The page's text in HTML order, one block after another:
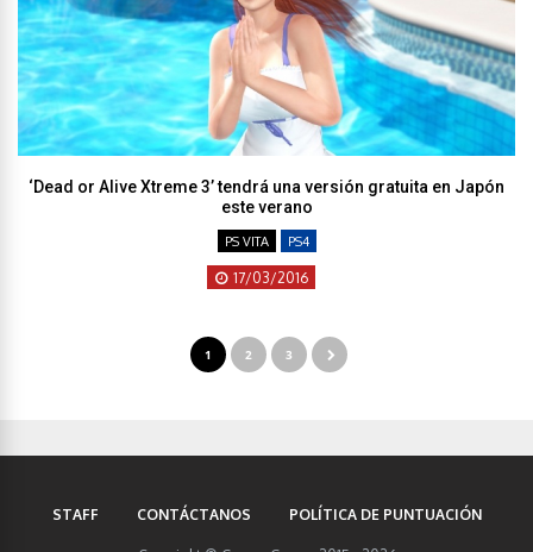
‘Dead or Alive Xtreme 3’ tendrá una versión gratuita en Japón
este verano
PS VITA PS4
17/03/2016
1 2 3
STAFF CONTÁCTANOS POLÍTICA DE PUNTUACIÓN